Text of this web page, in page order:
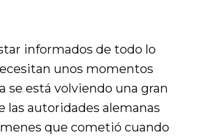
informados de todo lo
unos momentos
se está volviendo una gran
las autoridades alemanas
que cometió cuando